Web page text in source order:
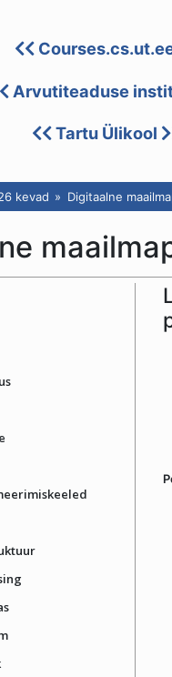
Arvutiteaduse
Tartu Ülikool
kevad Digitaalne